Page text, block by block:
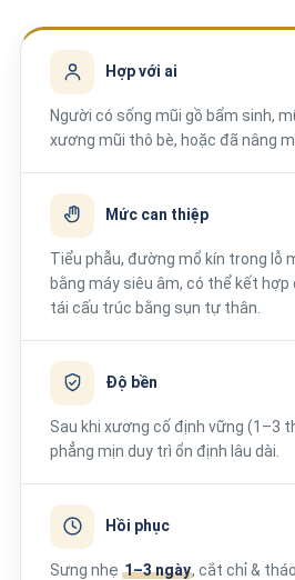
Hợp với ai
Người có sống mũi gồ bẩm sinh,
xương mũi thô bè, hoặc đã nâng
Mức can thiệp
Tiểu phẫu, đường mổ kín trong lỗ
bằng máy siêu âm, có thể kết
tái cấu trúc bằng sụn tự thân.
Độ bền
Sau khi xương cố định vững (1–3
phẳng mịn duy trì ổn định lâu dài.
Hồi phục
Sưng nhẹ 1–3 ngày, cắt chỉ &